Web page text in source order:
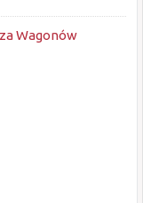
Wagonów